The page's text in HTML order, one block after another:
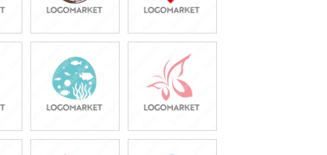
49,800円
(税込54,780円)
49,800円
(税込54,780円)